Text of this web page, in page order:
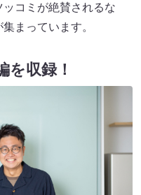
コミが絶賛されるな
まっています。
を収録！